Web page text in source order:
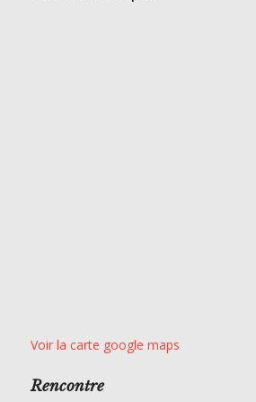
Voir la carte google maps
Rencontre